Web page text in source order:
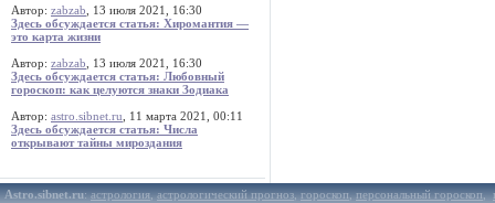
Автор: zabzab , 13 июля 2021, 16:30
Здесь обсуждается статья: Хиромантия —
это карта жизни
Автор: zabzab , 13 июля 2021, 16:30
Здесь обсуждается статья: Любовный
гороскоп: как целуются знаки Зодиака
Автор: astro.sibnet.ru , 11 марта 2021, 00:11
Здесь обсуждается статья: Числа
открывают тайны мироздания
Astro.sibnet.ru:астрология,астрологический прогноз,гороскоп,персональный гороскоп,